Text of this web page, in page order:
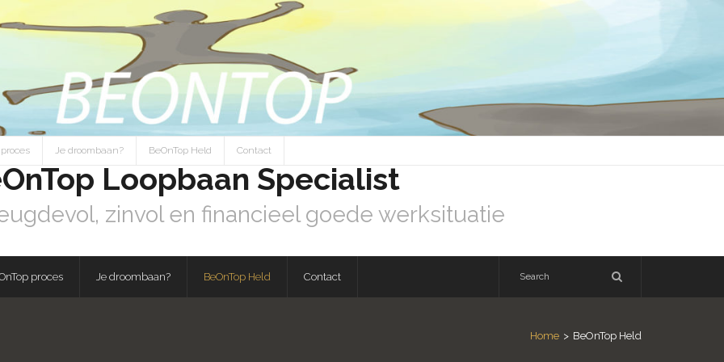
Je droombaan? BeOnTop Held Contact
Loopbaan Specialist
zinvol en financieel goede werksituatie
proces Je droombaan? BeOnTop Held Contact
Home > BeOnTop Held